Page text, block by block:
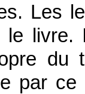
Les
le
du
par